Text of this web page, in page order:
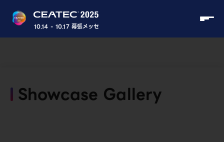
10.14 - 10.17 幕張メッセ
Showcase Gallery